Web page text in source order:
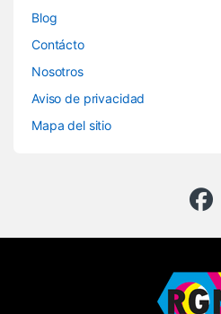
Blog
Contácto
Nosotros
Aviso de privacidad
Mapa del sitio